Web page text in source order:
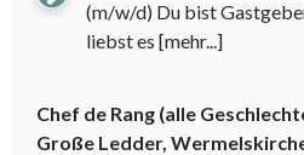
(m/w/d) Du bist
liebst es [mehr...]
Chef de Rang (alle
Große Ledder,